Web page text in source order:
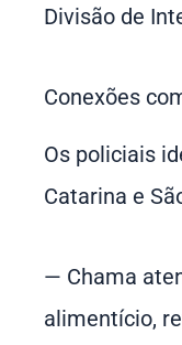
Divisão de
Conexões
Os policiais
Catarina e
— Chama
alimentício,